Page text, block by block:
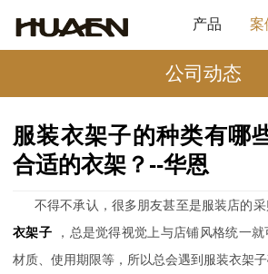
产品 案
公司动态
服装衣架子的种类有哪
合适的衣架？--华恩
不得不承认，很多朋友甚至是服装店的
衣架子
，总是觉得视觉上与店铺风格统一
材质、使用期限等，所以总会遇到服装衣架